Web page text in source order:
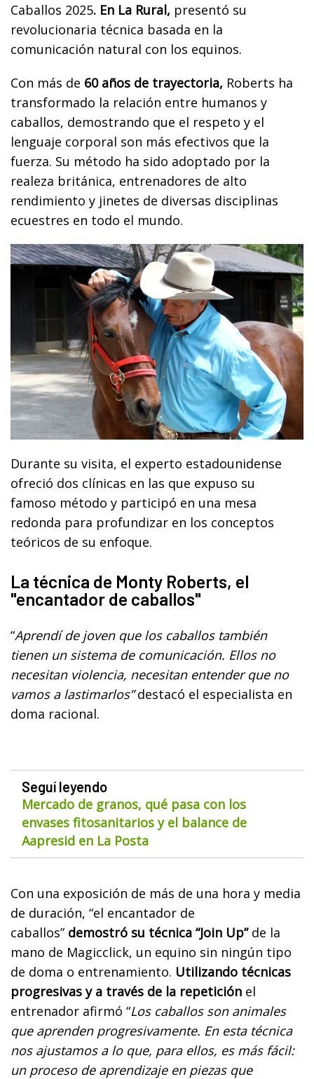
Caballos 2025. En La Rural, presentó su
revolucionaria técnica basada en la
comunicación natural con los equinos.
Con más de 60 años de trayectoria, Roberts ha
transformado la relación entre humanos y
caballos, demostrando que el respeto y el
lenguaje corporal son más efectivos que la
fuerza. Su método ha sido adoptado por la
realeza británica, entrenadores de alto
rendimiento y jinetes de diversas disciplinas
ecuestres en todo el mundo.
Durante su visita, el experto estadounidense
ofreció dos clínicas en las que expuso su
famoso método y participó en una mesa
redonda para profundizar en los conceptos
teóricos de su enfoque.
La técnica de Monty Roberts, el
"encantador de caballos"
“Aprendí de joven que los caballos también
tienen un sistema de comunicación. Ellos no
necesitan violencia, necesitan entender que no
vamos a lastimarlos”destacó el especialista en
doma racional.
Seguí leyendo
Mercado de granos, qué pasa con los
envases fitosanitarios y el balance de
Aapresid en La Posta
Con una exposición de más de una hora y media
de duración, “el encantador de
caballos” demostró su técnica “Join Up”de la
mano de Magicclick, un equino sin ningún tipo
de doma o entrenamiento. Utilizando técnicas
progresivas y a través de la repetición el
entrenador afirmó “Los caballos son animales
que aprenden progresivamente. En esta técnica
nos ajustamos a lo que, para ellos, es más fácil:
un proceso de aprendizaje en piezas que